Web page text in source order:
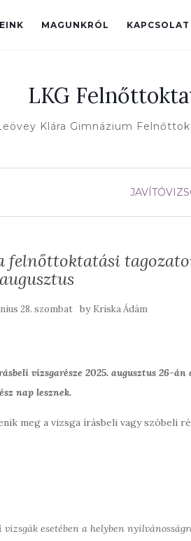
MAGUNKRÓL KAPCSOLAT
LKG
Klára Gimnázium
felnőttoktatási
augusztus
28. szombat by Kriska Ádám
vizsgarésze 2025. augusztus 26-án
nap lesznek.
meg a vizsga írásbeli vagy szóbeli
esetében a helyben